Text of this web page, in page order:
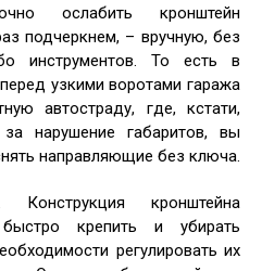
ослабить кронштейн
подчеркнем, – вручную, без
инструментов. То есть в
узкими воротами гаража
автостраду, где, кстати,
нарушение габаритов, вы
направляющие без ключа.
Конструкция кронштейна
крепить и убирать
регулировать их